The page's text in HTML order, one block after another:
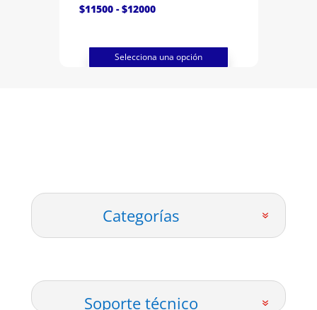
$11500 - $12000Rango
de
hasta
$12000
Selecciona una opción
Categorías
Soporte técnico